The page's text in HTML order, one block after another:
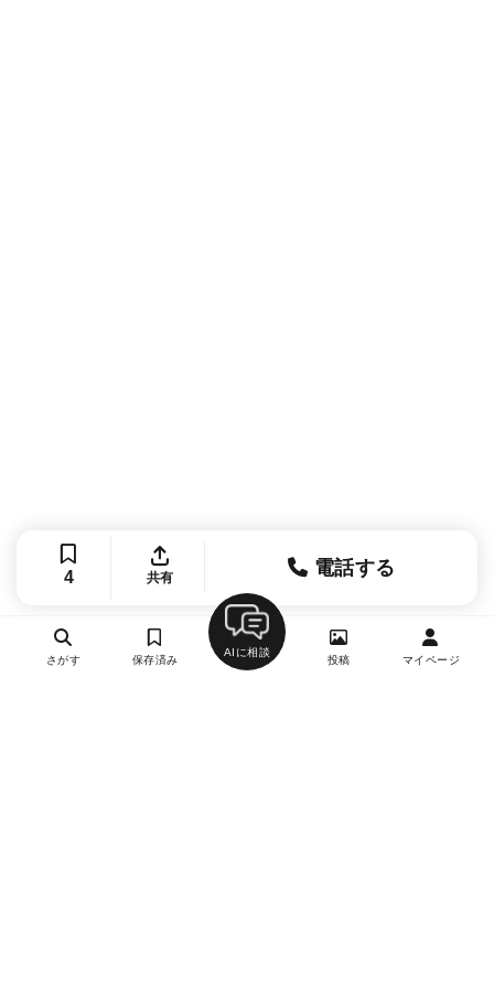
4 共有 電話する
さがす 保存済み
AIに相談
投稿 マイページ